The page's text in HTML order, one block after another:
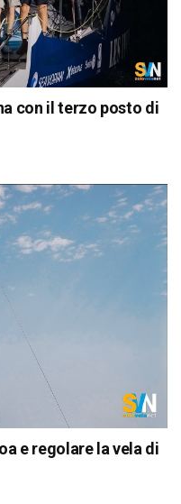
con il terzo posto di
e regolare la vela di